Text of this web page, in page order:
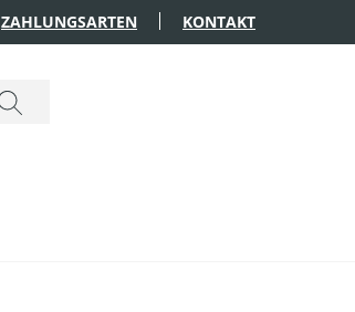
ZAHLUNGSARTEN KONTAKT